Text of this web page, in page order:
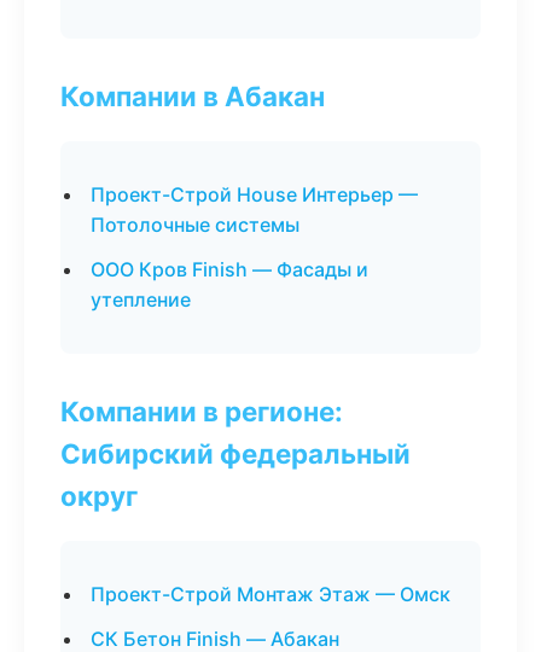
Компании в Абакан
Проект-Строй House Интерьер —
Потолочные системы
ООО Кров Finish — Фасады и
утепление
Компании в регионе:
Сибирский федеральный
округ
Проект-Строй Монтаж Этаж — Омск
СК Бетон Finish — Абакан